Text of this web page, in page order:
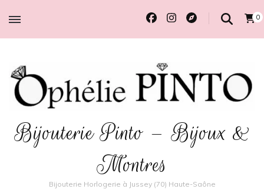
0
Bijouterie Pinto – Bijoux &
Montres
Bijouterie Horlogerie à Jussey (70) Haute-Saône